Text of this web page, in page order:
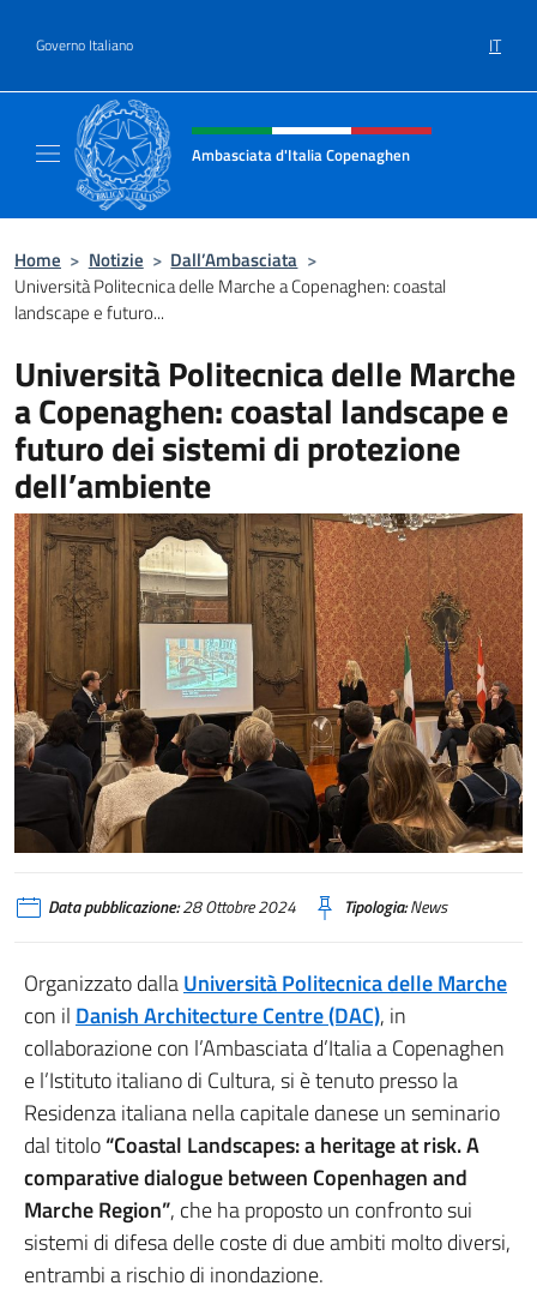
Governo Italiano IT
Intestazione sito, social e menù
Ambasciata d'Italia Copenaghen
Home > Notizie > Dall’Ambasciata >
Università Politecnica delle Marche a Copenaghen: coastal
landscape e futuro...
Università Politecnica delle Marche
a Copenaghen: coastal landscape e
futuro dei sistemi di protezione
dell’ambiente
Data pubblicazione:28 Ottobre 2024 Tipologia:News
Organizzato dallaUniversità Politecnica delle Marche
con il Danish Architecture Centre (DAC), in
collaborazione con l’Ambasciata d’Italia a Copenaghen
e l’Istituto italiano di Cultura, si è tenuto presso la
Residenza italiana nella capitale danese un seminario
dal titolo“Coastal Landscapes: a heritage at risk. A
comparative dialogue between Copenhagen and
Marche Region”, che ha proposto un confronto sui
sistemi di difesa delle coste di due ambiti molto diversi,
entrambi a rischio di inondazione.